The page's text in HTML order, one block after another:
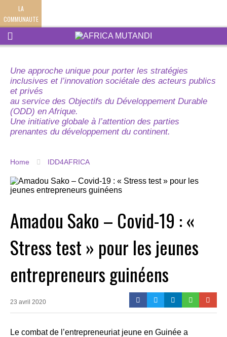
LA
COMMUNAUTE
Une approche unique pour porter les stratégies
inclusives et l’innovation sociétale des acteurs publics
et privés
au service des Objectifs du Développement Durable
(ODD) en Afrique.
Une initiative globale à l’attention des parties
prenantes du développement du continent.
Home IDD4AFRICA
Amadou Sako – Covid-19 : «
Stress test » pour les jeunes
entrepreneurs guinéens
23 avril 2020
Le combat de l’entrepreneuriat jeune en Guinée a